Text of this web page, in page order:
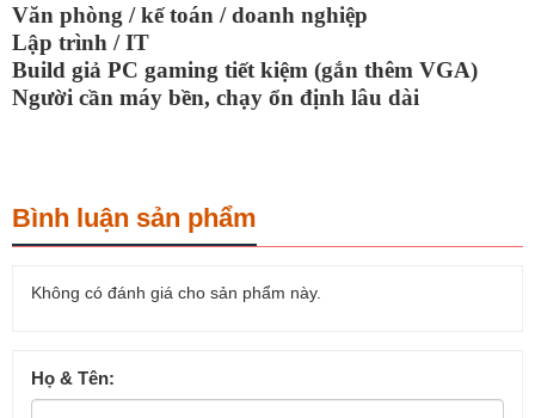
Văn phòng / kế toán / doanh nghiệp
Lập trình / IT
Build giả PC gaming tiết kiệm (gắn thêm VGA)
Người cần máy bền, chạy ổn định lâu dài
Bình luận sản phẩm
Không có đánh giá cho sản phẩm này.
Họ & Tên: